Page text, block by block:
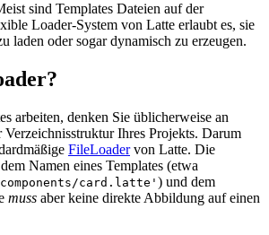
sind Templates Dateien auf der
Loader-System von Latte erlaubt es, sie
laden oder sogar dynamisch zu erzeugen.
arbeiten, denken Sie üblicherweise an
Verzeichnisstruktur Ihres Projekts. Darum
FileLoadervon Latte. Die
Namen eines Templates (etwa
card.latte' ) und dem
muss aber keine direkte Abbildung auf einen